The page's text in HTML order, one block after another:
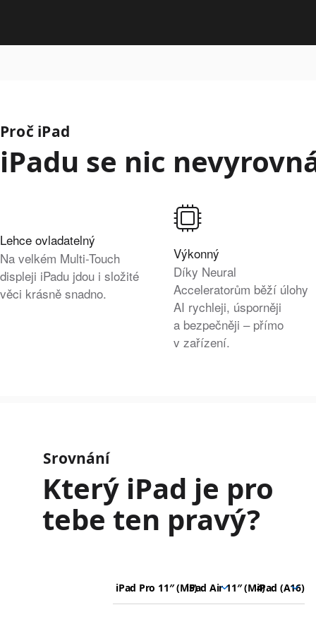
Proč iPad
iPadu se nic
Lehce ovladatelný
Na velkém Multi-Touch
displeji iPadu jdou i složité
věci krásně snadno.
Výkonný
Díky Neural
Acceleratorům běží úlohy
AI rychleji, úsporněji
a bezpečněji – přímo
v zařízení.